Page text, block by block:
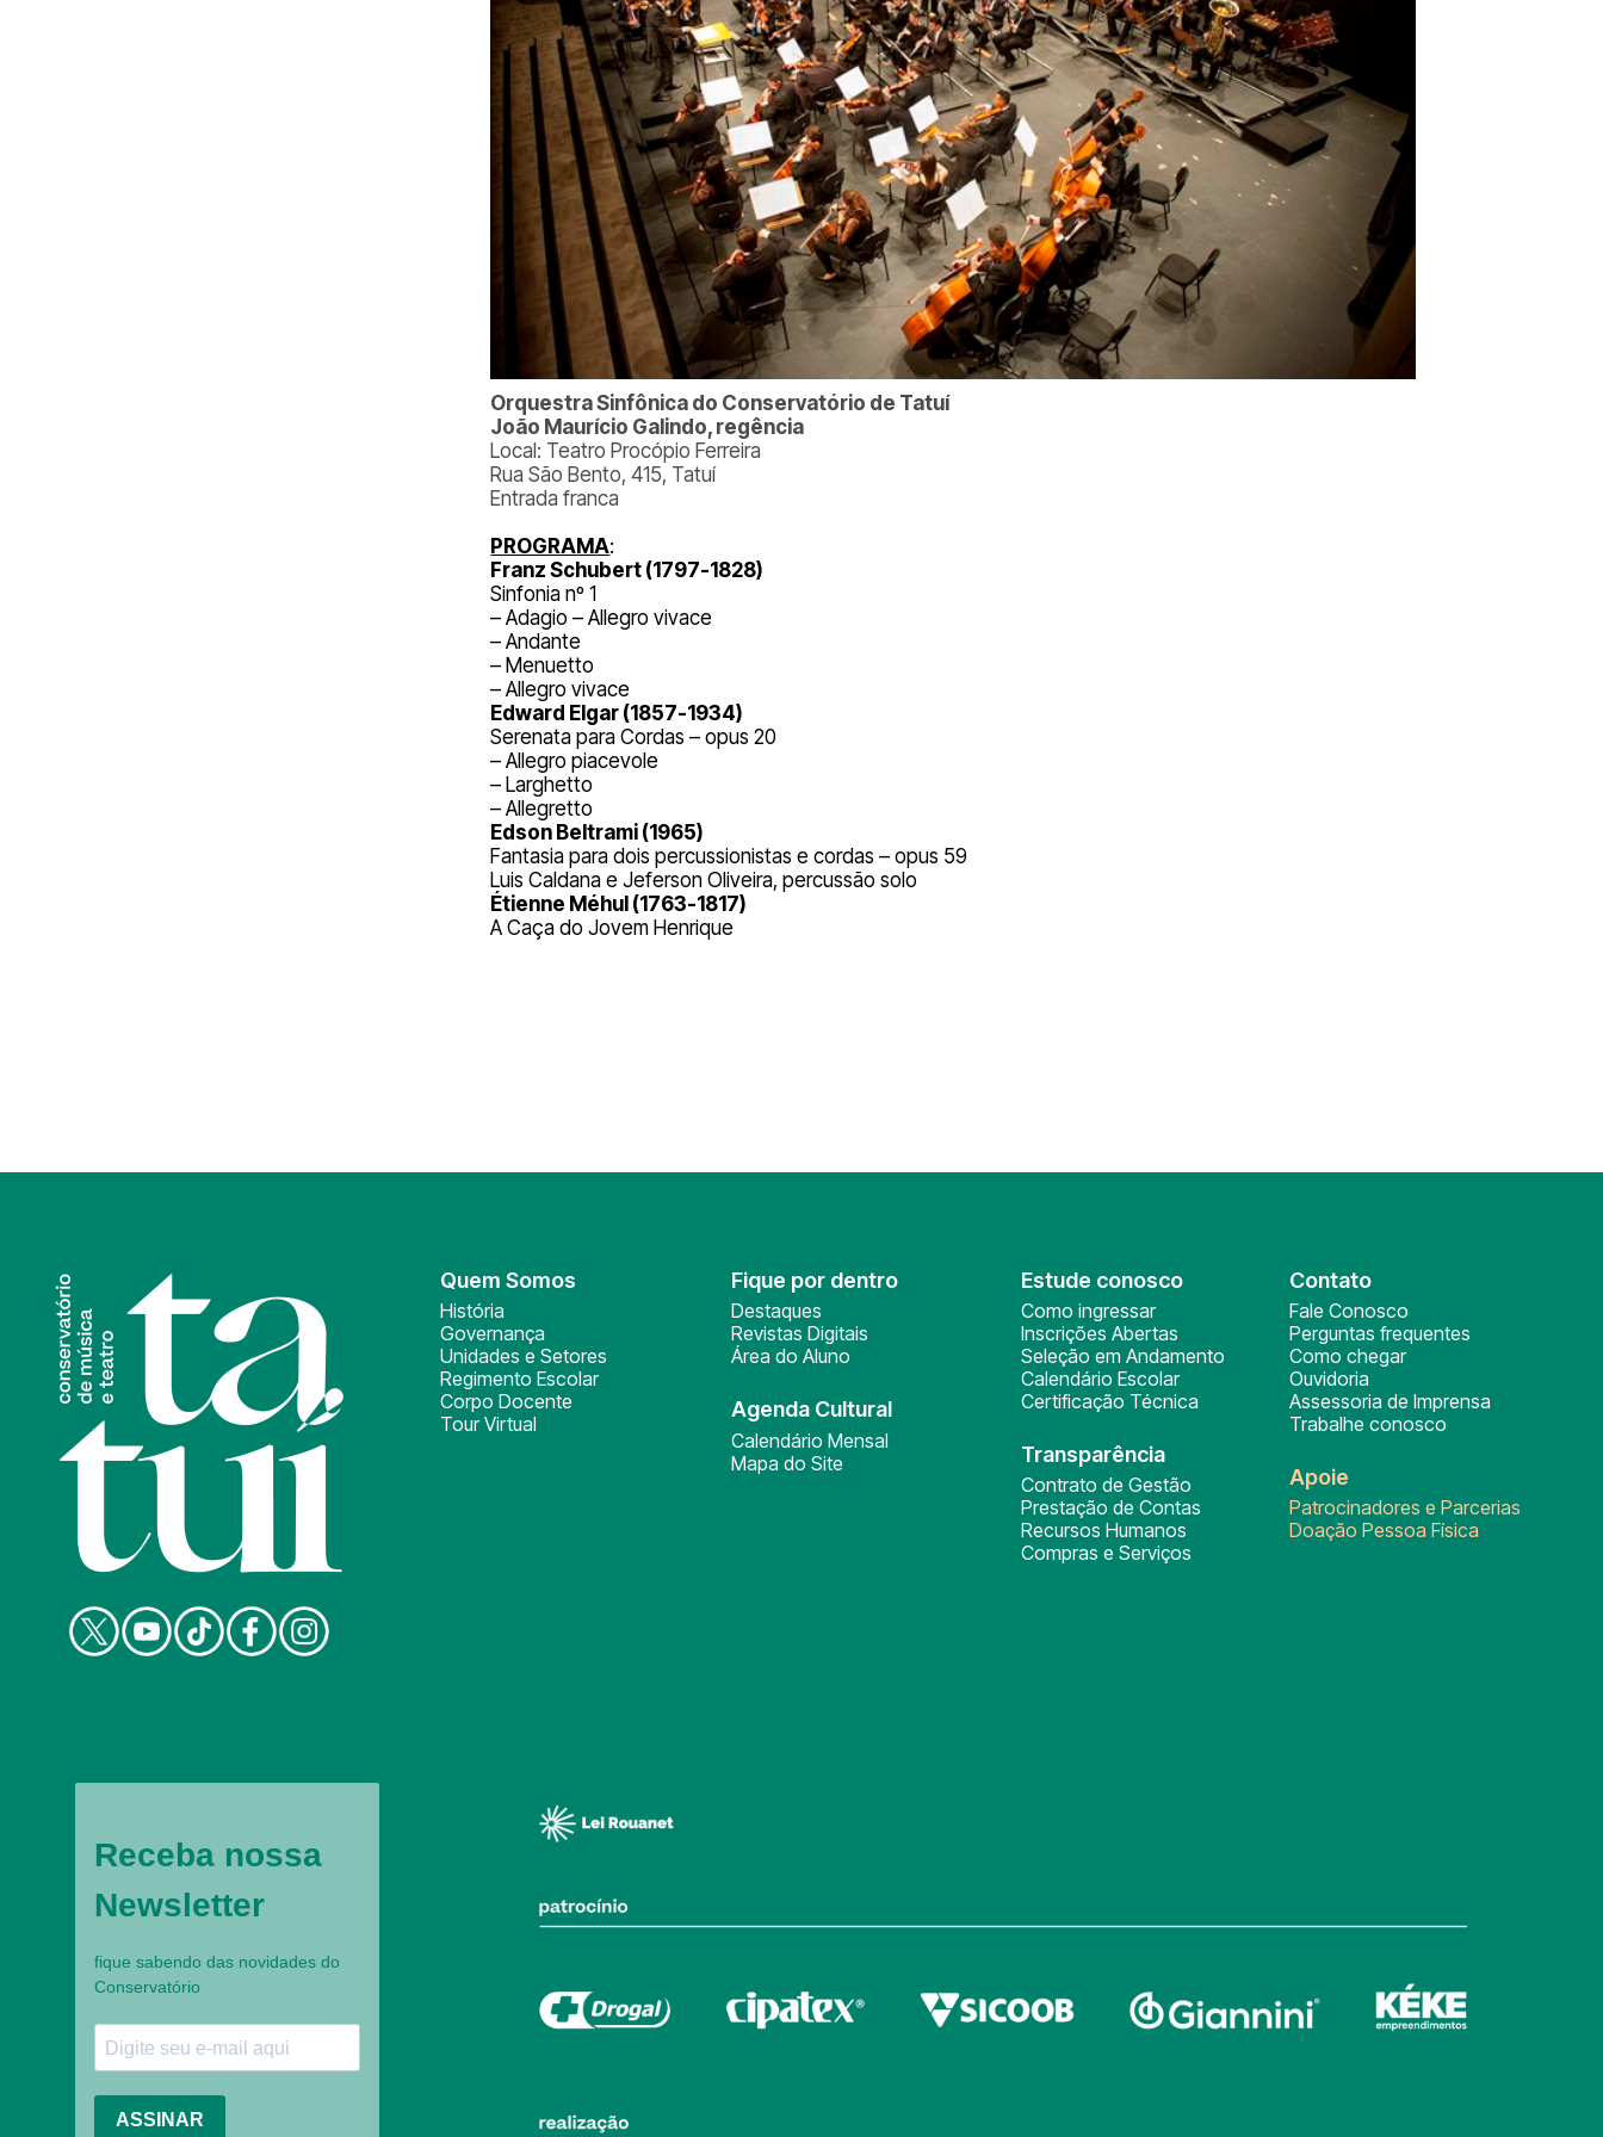
Orquestra Sinfônica do Conservatório de Tatuí
João Maurício Galindo, regência
Local: Teatro Procópio Ferreira
Rua São Bento, 415, Tatuí
Entrada franca
PROGRAMA:
Franz Schubert (1797-1828)
Sinfonia nº 1
– Adagio – Allegro vivace
– Andante
– Menuetto
– Allegro vivace
Edward Elgar (1857-1934)
Serenata para Cordas – opus 20
– Allegro piacevole
– Larghetto
– Allegretto
Edson Beltrami (1965)
Fantasia para dois percussionistas e cordas – opus 59
Luis Caldana e Jeferson Oliveira, percussão solo
Étienne Méhul (1763-1817)
A Caça do Jovem Henrique
Quem Somos
História
Governança
Unidades e Setores
Regimento Escolar
Corpo Docente
Tour Virtual
Fique por dentro
Destaques
Revistas Digitais
Área do Aluno
Agenda Cultural
Calendário Mensal
Mapa do Site
Estude conosco
Como ingressar
Inscrições Abertas
Seleção em Andamento
Calendário Escolar
Certificação Técnica
Transparência
Contrato de Gestão
Prestação de Contas
Recursos Humanos
Compras e Serviços
Contato
Fale Conosco
Perguntas frequentes
Como chegar
Ouvidoria
Assessoria de Imprensa
Trabalhe conosco
Apoie
Patrocinadores e Parcerias
Doação Pessoa Física